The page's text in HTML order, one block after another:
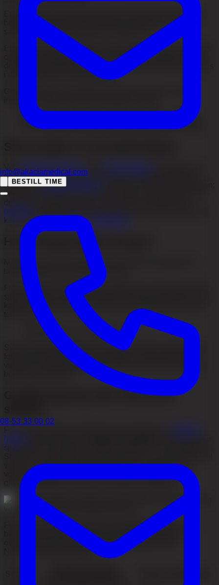
info@akaciamedical.com
BESTILL TIME
08-53 33 00 02
Et graft, også kalt hårsekkgruppe eller follikulær enhet, kan
bestå av ett enkelt hårstrå eller flere hårstrå som vokser
sammen i en naturlig gruppe i hodebunnen.
Et graft inneholder vanligvis ett til fire hårstrå, så antall grafts
og hårstrå er ikke det samme. Fordelingen mellom enkelt-,
dobbelt- og flerhårsgrafts varierer mellom pasienter og måles
i donorområdet før behandlingen.
Enkelt-hår-grafts foran i hårlinjen for myk overgang
Fler-hår-grafts lenger bak på krone og topp for volum
Ved hårtransplantasjon
donorområdet i nakken og på sidene. Håret der påvirkes
sjelden avandrogen alopeci
dette kalles et “ikke
hårlinjen
kan se ut? Se våre
før- og etterbilder
Hvor mange grafts trengs?
Målet er hår som ser fullt ut, ikke operert. Du trenger ofte
lavere tetthet enn du hadde fra start.
Frisk hodebunn har rundt 200 hårstrå/cm², men øyet merker
sjelden glesere hår før tettheten faller under halvparten. Det
kalles kosmetisk tetthet – cirka 65–140 hårstrå/cm² ser ofte
tett nok ut:
Dkosmetisk ≈ 0,5 × Dnaturlig
Svært tett plassering krever grundig medisinsk planlegging
fordi vevets blodforsyning og graftenes overlevelse må
vurderes. Tettheten planlegges derfor ut fra hud, hårtype og
Graftberegning etter Norwood-
hårtap
vertex ses også tidlig hårtap på kronen. I stadium IV–V
vokser de kalde partiene sammen, og i stadium VI–VII
gjenstår ofte bare en krans ved sidene og nakken.
For å gi en indikasjon på gjennomsnittlig graftbehov ved
hårtransplantasjon for menn, presenteres nedenfor en
oversikt basert på det fysiologiske utgangspunktet i
Norwood-klassifiseringen: